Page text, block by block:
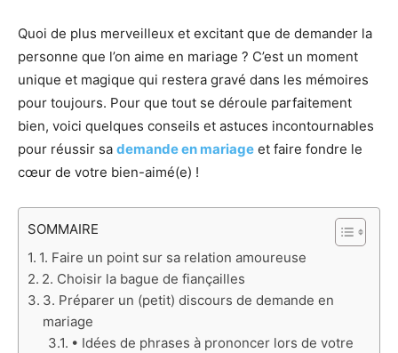
Quoi de plus merveilleux et excitant que de demander la
personne que l’on aime en mariage ? C’est un moment
unique et magique qui restera gravé dans les mémoires
pour toujours. Pour que tout se déroule parfaitement
bien, voici quelques conseils et astuces incontournables
pour réussir sa demande en mariage et faire fondre le
cœur de votre bien-aimé(e) !
SOMMAIRE
1. Faire un point sur sa relation amoureuse
2. Choisir la bague de fiançailles
3. Préparer un (petit) discours de demande en
mariage
• Idées de phrases à prononcer lors de votre